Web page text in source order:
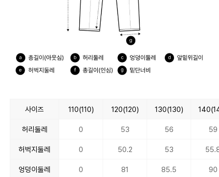
사이즈 110(110) 120(120) 130(130)
허리둘레 0 53 56 59
허벅지둘레 0 50.2 53
엉덩이둘레 0 81 85.5 90